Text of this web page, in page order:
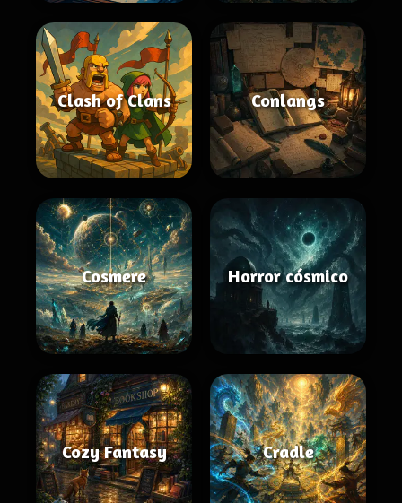
Clash of Clans Conlangs
Cosmere Horror cósmico
Cozy Fantasy Cradle